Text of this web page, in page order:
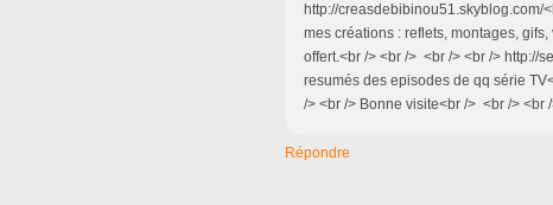
http://creasdebibinou51.skyblog.com/
mes créations : reflets, montages,
offert.<br /> <br /> <br /> <br /> http://
resumés des episodes de qq série
/> <br /> Bonne visite<br /> <br /> <br
Répondre